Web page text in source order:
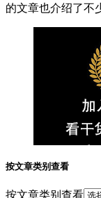
的文章也介绍了不
按文章类别查看
按文章类别查看